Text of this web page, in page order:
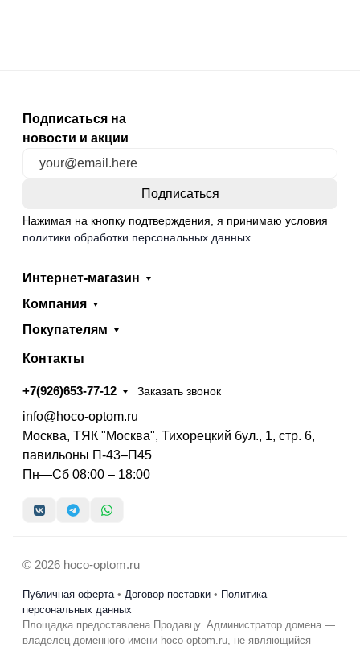
Подписаться на
новости и акции
Нажимая на кнопку подтверждения, я принимаю условия
политики обработки персональных данных
Интернет-магазин
Компания
Покупателям
Контакты
+7(926)653-77-12 Заказать звонок
info@hoco-optom.ru
Москва, ТЯК "Москва", Тихорецкий бул., 1, стр. 6,
павильоны П-43–П45
Пн—Сб 08:00 – 18:00
© 2026 hoco-optom.ru
Публичная оферта• Договор поставки • Политика
персональных данных
Площадка предоставлена Продавцу. Администратор домена —
владелец доменного имени hoco-optom.ru, не являющийся